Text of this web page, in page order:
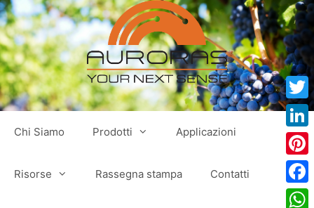
Vai
al
contenuto
Chi Siamo Prodotti Applicazioni
Risorse Rassegna stampa Contatti